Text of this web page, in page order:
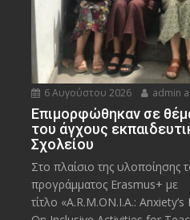
6 Αυγούστου 2026 admin
Eπιμορφώθηκαν σε
του άγχους
Σχολείου
Στο πλαίσιο της υλοποίησης
προγράμματος Erasmus+ με
τίτλο «A.R.M.ON.I.A.: